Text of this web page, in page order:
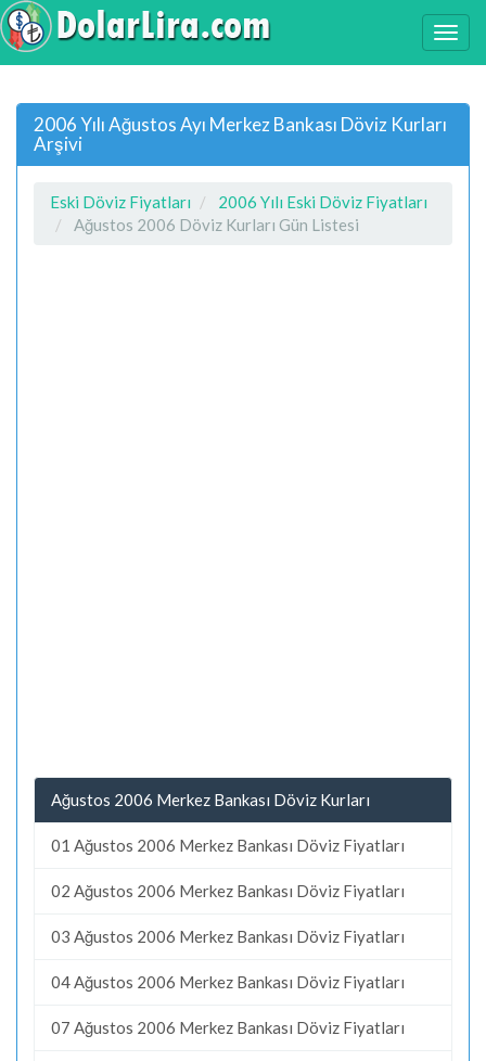
2006 Yılı Ağustos Ayı Merkez Bankası Döviz Kurları
Arşivi
Eski Döviz Fiyatları
2006 Yılı Eski Döviz Fiyatları
Ağustos 2006 Döviz Kurları Gün Listesi
Ağustos 2006 Merkez Bankası Döviz Kurları
01 Ağustos 2006 Merkez Bankası Döviz Fiyatları
02 Ağustos 2006 Merkez Bankası Döviz Fiyatları
03 Ağustos 2006 Merkez Bankası Döviz Fiyatları
04 Ağustos 2006 Merkez Bankası Döviz Fiyatları
07 Ağustos 2006 Merkez Bankası Döviz Fiyatları